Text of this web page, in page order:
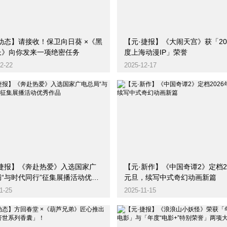
态】请接收！保卫向日葵 ×《黑
向你发来一项绝密任务
22
【元·捷报】《大闹天宫》获「
度上海动漫IP」荣誉
2025-12-17
报】《奔赴热爱》入选国家广
与时代同行”征集展播活动优秀
25
【元·新作】《中国奇谭2》定档
元旦，续写中式奇幻动画新篇
2025-11-15